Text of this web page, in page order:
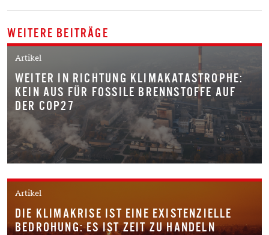
WEITERE BEITRÄGE
Artikel
WEITER IN RICHTUNG KLIMAKATASTROPHE:
KEIN AUS FÜR FOSSILE BRENNSTOFFE AUF
DER COP27
Artikel
DIE KLIMAKRISE IST EINE EXISTENZIELLE
BEDROHUNG: ES IST ZEIT ZU HANDELN